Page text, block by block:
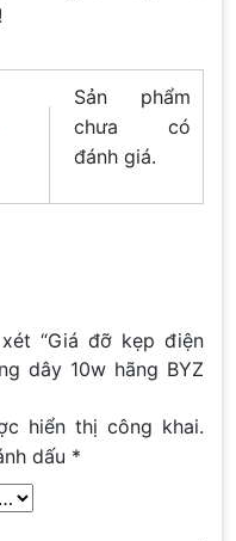
Sản phẩm
chưa có
đánh giá.
“Giá đỡ kẹp điện
dây 10w hãng BYZ
hiển thị công khai.
dấu *